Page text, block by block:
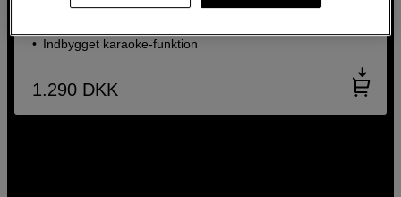
Indbygget karaoke-funktion
1.290 DKK